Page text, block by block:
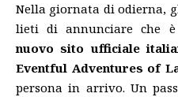
Nella giornata di odierna,
lieti di annunciare che è
nuovo sito ufficiale
Eventful Adventures of
persona in arrivo. Un